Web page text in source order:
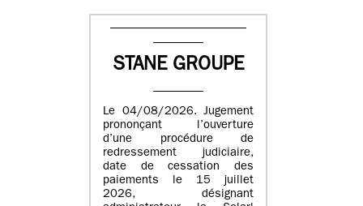
STANE GROUPE
Le 04/08/2026. Jugement
prononçant l’ouverture
d’une procédure de
redressement judiciaire,
date de cessation des
paiements le 15 juillet
2026, désignant